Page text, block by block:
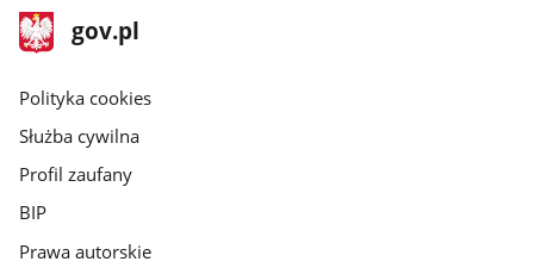
stopka
gov.pl
Strona
gov.pl
gov.pl
Polityka cookies
Służba cywilna
Profil zaufany
BIP
Prawa autorskie